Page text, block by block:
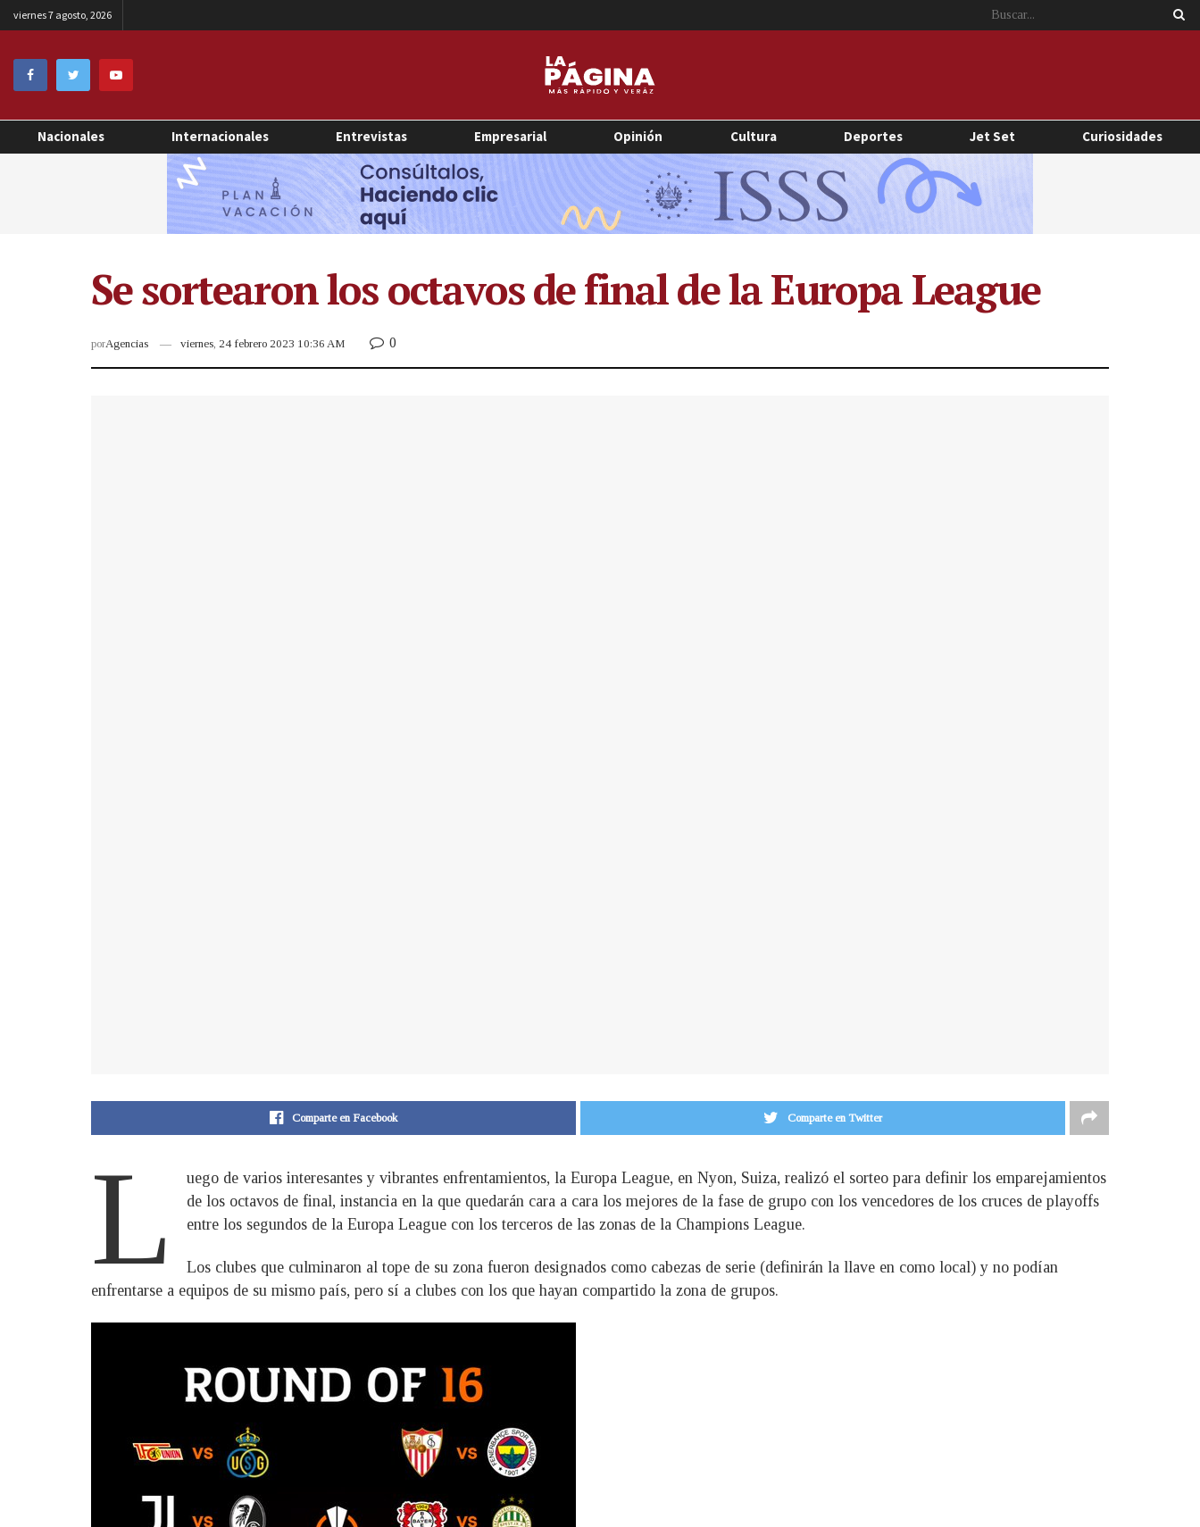
viernes 7 agosto, 2026
Nacionales Internacionales Entrevistas Empresarial Opinión Cultura Deportes Jet Set Curiosidades
Se sortearon los octavos de final de la Europa League
porAgencias viernes, 24 febrero 2023 10:36 AM 0
Comparte en Facebook Comparte en Twitter
L
uego de varios interesantes y vibrantes enfrentamientos, la Europa League, en Nyon, Suiza, realizó el sorteo para definir los emparejamientos
de los octavos de final, instancia en la que quedarán cara a cara los mejores de la fase de grupo con los vencedores de los cruces de playoffs
entre los segundos de la Europa League con los terceros de las zonas de la Champions League.
Los clubes que culminaron al tope de su zona fueron designados como cabezas de serie (definirán la llave en como local) y no podían
enfrentarse a equipos de su mismo país, pero sí a clubes con los que hayan compartido la zona de grupos.